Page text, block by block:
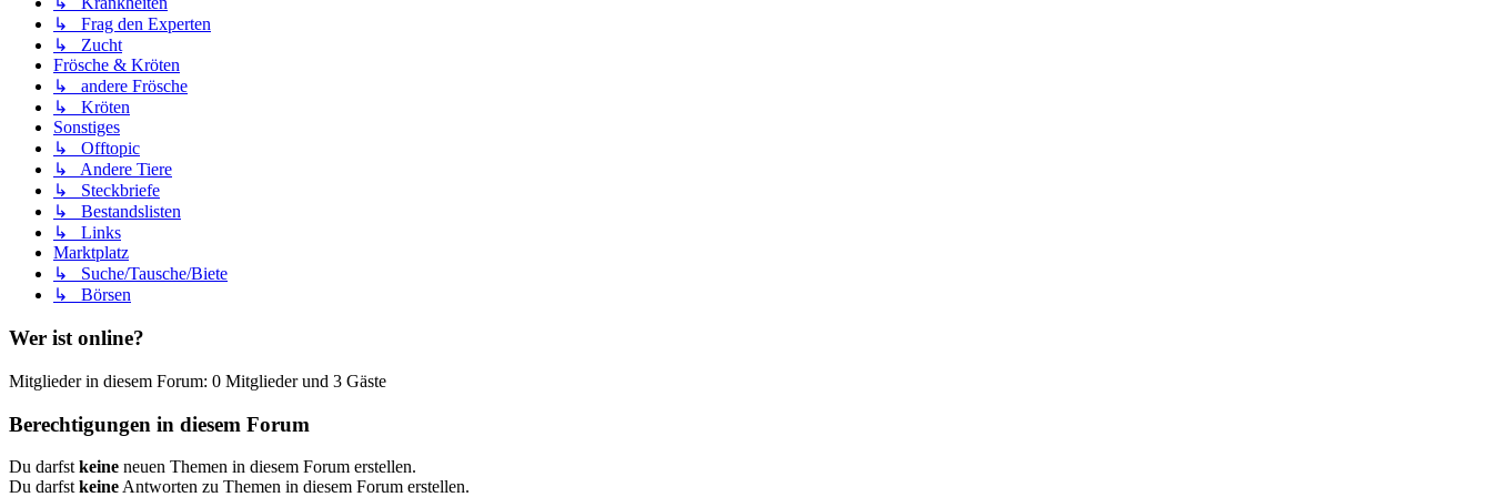
↳ Frag den Experten
↳ Zucht
Frösche & Kröten
↳ andere Frösche
↳ Kröten
Sonstiges
↳ Offtopic
↳ Andere Tiere
↳ Steckbriefe
↳ Bestandslisten
↳ Links
Marktplatz
↳ Suche/Tausche/Biete
↳ Börsen
Wer ist online?
Mitglieder in diesem Forum: 0 Mitglieder und 3 Gäste
Berechtigungen in diesem Forum
Du darfst keine neuen Themen in diesem Forum erstellen.
Du darfst keine Antworten zu Themen in diesem Forum erstellen.